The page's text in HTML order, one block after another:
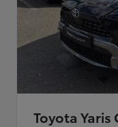
Toyota Yaris